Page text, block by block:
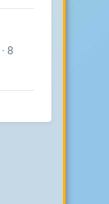
· 8